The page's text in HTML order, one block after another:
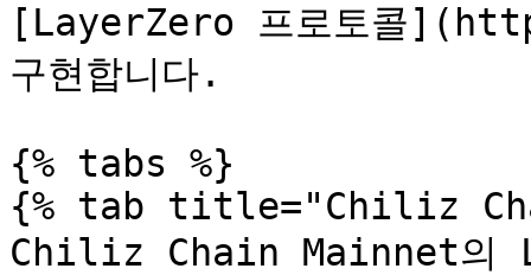
[LayerZero 프로토콜
구현합니다.
{% tabs %}
{% tab title="Chiliz
Chiliz Chain Mainnet의